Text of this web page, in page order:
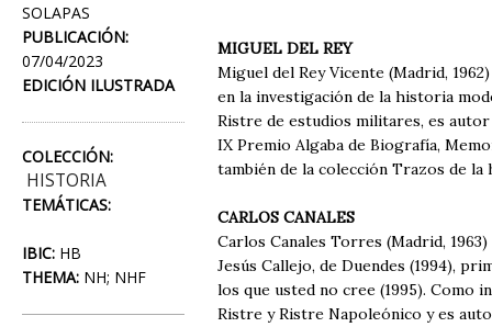
SOLAPAS
PUBLICACIÓN:
07/04/2023
EDICIÓN ILUSTRADA
COLECCIÓN:
HISTORIA
TEMÁTICAS:
IBIC: HB
THEMA: NH; NHF
MIGUEL DEL REY
Miguel del Rey Vicente (Madrid,
en la investigación de la historia
Ristre de estudios militares, es autor
IX Premio Algaba de Biografía,
también de la colección Trazos de la
CARLOS CANALES
Carlos Canales Torres (Madrid,
Jesús Callejo, de Duendes (1994),
los que usted no cree (1995). Como
Ristre y Ristre Napoleónico y es